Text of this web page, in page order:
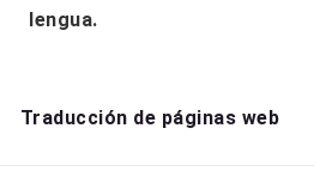
lengua.
Traducción de páginas web